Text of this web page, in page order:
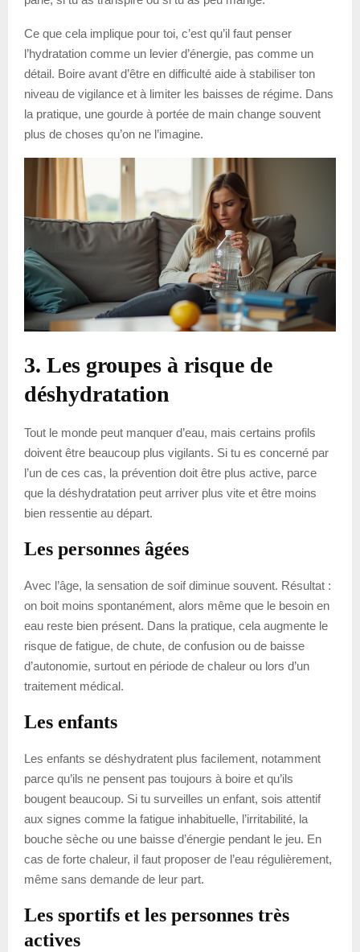
Ce que cela implique pour toi, c’est qu’il faut penser
l’hydratation comme un levier d’énergie, pas comme un
détail. Boire avant d’être en difficulté aide à stabiliser ton
niveau de vigilance et à limiter les baisses de régime. Dans
la pratique, une gourde à portée de main change souvent
plus de choses qu’on ne l’imagine.
3. Les groupes à risque de
déshydratation
Tout le monde peut manquer d’eau, mais certains profils
doivent être beaucoup plus vigilants. Si tu es concerné par
l’un de ces cas, la prévention doit être plus active, parce
que la déshydratation peut arriver plus vite et être moins
bien ressentie au départ.
Les personnes âgées
Avec l’âge, la sensation de soif diminue souvent. Résultat :
on boit moins spontanément, alors même que le besoin en
eau reste bien présent. Dans la pratique, cela augmente le
risque de fatigue, de chute, de confusion ou de baisse
d’autonomie, surtout en période de chaleur ou lors d’un
traitement médical.
Les enfants
Les enfants se déshydratent plus facilement, notamment
parce qu’ils ne pensent pas toujours à boire et qu’ils
bougent beaucoup. Si tu surveilles un enfant, sois attentif
aux signes comme la fatigue inhabituelle, l’irritabilité, la
bouche sèche ou une baisse d’énergie pendant le jeu. En
cas de forte chaleur, il faut proposer de l’eau régulièrement,
même sans demande de leur part.
Les sportifs et les personnes très
actives